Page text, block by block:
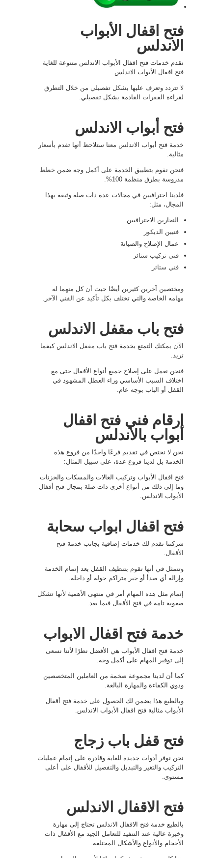
فتح اقفال الأبواب
الاندلس
نقدم خدمات فتح اقفال الأبواب الاندلس متنوعة للغاية
فتح اقفال الأبواب الاندلس.
لا تتردد وتعرف عليها بشكل تفصيلي من خلال التطرق
لقراءة الفقرات القادمة بشكل تفصيلي.
فتح أبواب الاندلس
خدمة فتح أبواب الاندلس معنا ستلاحظ أنها تقدم بأسعار
مثالية.
فنحن نقوم بتطبيق الخدمة على أكمل وجه ضمن خطط
مدروسة بطرق منظمة 100%.
فلدينا احترافيين في مجالات عدة ذات صلة وثيقة بهذا
المجال، مثل:
النجارين الاحترافيين
فنيين الديكور
عمال الإصلاح والصيانة
فني تركيب ستائر
فني ستائر
ومختصين آخرين كثيرين أيضًا حيث أن كل منهما له
مهامه الخاصة والتي تختلف بكل تأكيد عن الفني الآخر.
فتح باب مقفل الاندلس
الآن يمكنك التمتع بخدمة فتح باب مقفل الاندلس كيفما
تريد.
فنحن نعمل على إصلاح جميع أنواع الأقفال حتى مع
اختلاف السبب الأساسي وراء العطل المشهود في
القفل أو الباب بوجه عام.
ارقام فني فتح اقفال
أبواب بالاندلس
نحن لا نختص في تقديم فرعًا واحدًا من فروع هذه
الخدمة بل لدينا فروع عدة، على سبيل المثال:
فتح اقفال الأبواب وتركيب الغالات والمسكات والخزنات
وما إلى ذلك من أنواع أخرى ذات صلة بمجال فتح أقفال
الأبواب الاندلس.
فتح اقفال ابواب سحابة
شركتنا تقدم لك خدمات إضافية بجانب خدمة فتح
الأقفال
وتتمثل في أنها تقوم بتنظيف القفل بعد إتمام الخدمة
وإزالة أي صدأ أو جير متراكم حوله أو داخله.
إتمام مثل هذه المهام أمر في منتهى الأهمية لأنها تشكل
صعوبة تامة في فتح الأقفال فيما بعد.
خدمة فتح اقفال الابواب
خدمة فتح اقفال الأبواب هي الأفضل نظرًا لأننا نسعى
إلى توفير المهام على أكمل وجه.
كما أن لدينا مجموعة ضخمة من العاملين المتخصصين
وذوي الكفاءة والمهارة البالغة.
وبالطبع هذا يضمن لك الحصول على خدمة فتح أقفال
الأبواب مثالية فتح اقفال الأبواب الاندلس.
فتح قفل باب زجاج
نحن نوفر أدوات جديدة للغاية وقادرة على إتمام عمليات
التركيب والتغير والتبديل والتفصيل للأقفال على أعلى
مستوى.
فتح الاقفال الاندلس
بالطبع خدمة فتح الاقفال الاندلس تحتاج إلى مهارة
وخبرة عالية عند التنفيذ للتعامل الجيد مع الأقفال ذات
الأحجام والأنواع والأشكال المختلفة.